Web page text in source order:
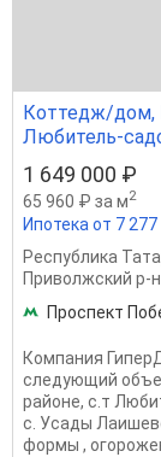
Коттедж/дом,
Любитель-
1 649 000 ₽
65 960 ₽ за м2
Ипотека от 7
Республика
Приволжский р-н
Проспект
Компания
следующий
районе, с.т
с. Усады
формы ,